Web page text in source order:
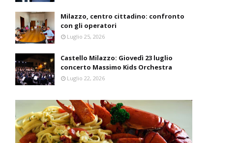
Milazzo, centro cittadino: confronto
con gli operatori
Luglio 25, 2026
Castello Milazzo: Giovedì 23 luglio
concerto Massimo Kids Orchestra
Luglio 22, 2026